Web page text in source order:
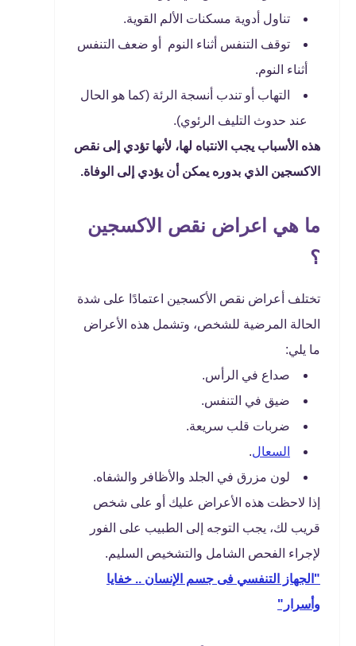
تناول أدوية مسكنات الألم القوية.
توقف التنفس أثناء النوم أو ضعف التنفس
أثناء النوم.
التهاب أو تندب أنسجة الرئة (كما هو الحال
عند حدوث التليف الرئوي).
هذه الأسباب يجب الانتباه لها، لأنها تؤدي إلى نقص
الاكسجين الذي بدوره يمكن أن يؤدي إلى الوفاة.
ما هي اعراض نقص الاكسجين
؟
تختلف أعراض نقص الأكسجين اعتمادًا على شدة
الحالة المرضية للشخص، وتشمل هذه الأعراض
ما يلي:
صداع في الرأس.
ضيق في التنفس.
ضربات قلب سريعة.
السعال.
لون مزرق في الجلد والأظافر والشفاه.
إذا لاحظت هذه الأعراض عليك أو على شخص
قريب لك، يجب التوجه إلى الطبيب على الفور
لإجراء الفحص الشامل والتشخيص السليم.
"الجهاز التنفسي فى جسم الإنسان .. خفايا
وأسرار"